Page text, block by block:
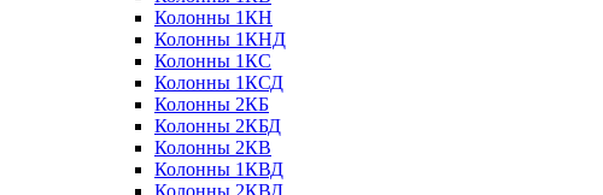
Колонны 1КН
Колонны 1КНД
Колонны 1КС
Колонны 1КСД
Колонны 2КБ
Колонны 2КБД
Колонны 2КВ
Колонны 1КВД
Колонны 2КВД